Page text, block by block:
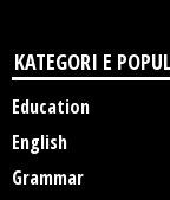
KATEGORI E
Education
English
Grammar